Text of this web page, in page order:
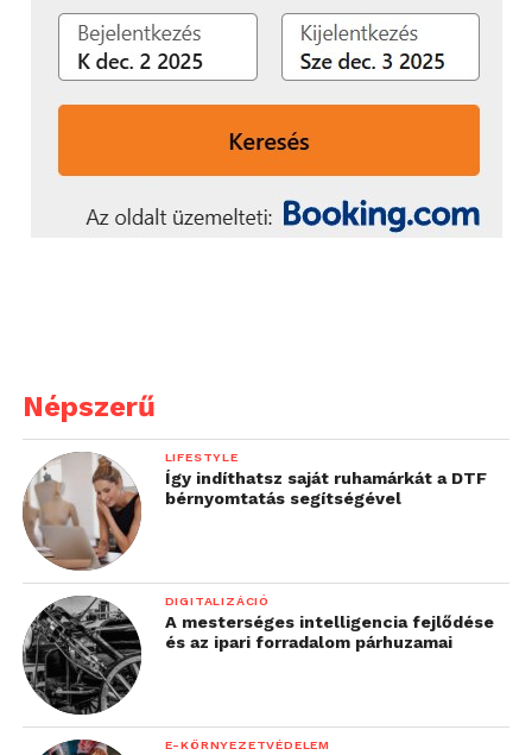
jó példával segíti a körforgásos gazdaságban aktív
vállalkozásokat abban, hogy megértsék az
További információ: https://ipmindenkinek.hu
Népszerű
LIFESTYLE
Így indíthatsz saját ruhamárkát a DTF
bérnyomtatás segítségével
DIGITALIZÁCIÓ
A mesterséges intelligencia fejlődése
és az ipari forradalom párhuzamai
E-KÖRNYEZETVÉDELEM